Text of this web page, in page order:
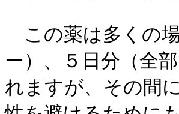
この薬は多くの
ー）、５日分（全
れますが、その間